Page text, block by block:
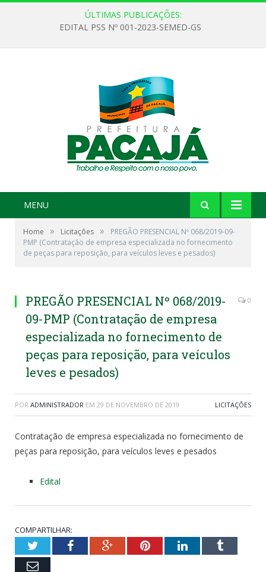
ÚLTIMAS PUBLICAÇÕES:
EDITAL PSS Nº 001-2023-SEMED-GS
MENU
Home » Licitações »
PREGÃO PRESENCIAL Nº 068/2019-09-
PMP (Contratação de empresa especializada no fornecimento
de peças para reposição, para veículos leves e pesados)
PREGÃO PRESENCIAL Nº 068/2019-
09-PMP (Contratação de empresa
especializada no fornecimento de
peças para reposição, para veículos
leves e pesados)
0
POR ADMINISTRADOR EM 29 DE NOVEMBRO DE 2019 LICITAÇÕES
Contratação de empresa especializada no fornecimento de
peças para reposição, para veículos leves e pesados
Edital
COMPARTILHAR:
TwitterFacebookGoogle+PinterestLinkedInTumblr
Email